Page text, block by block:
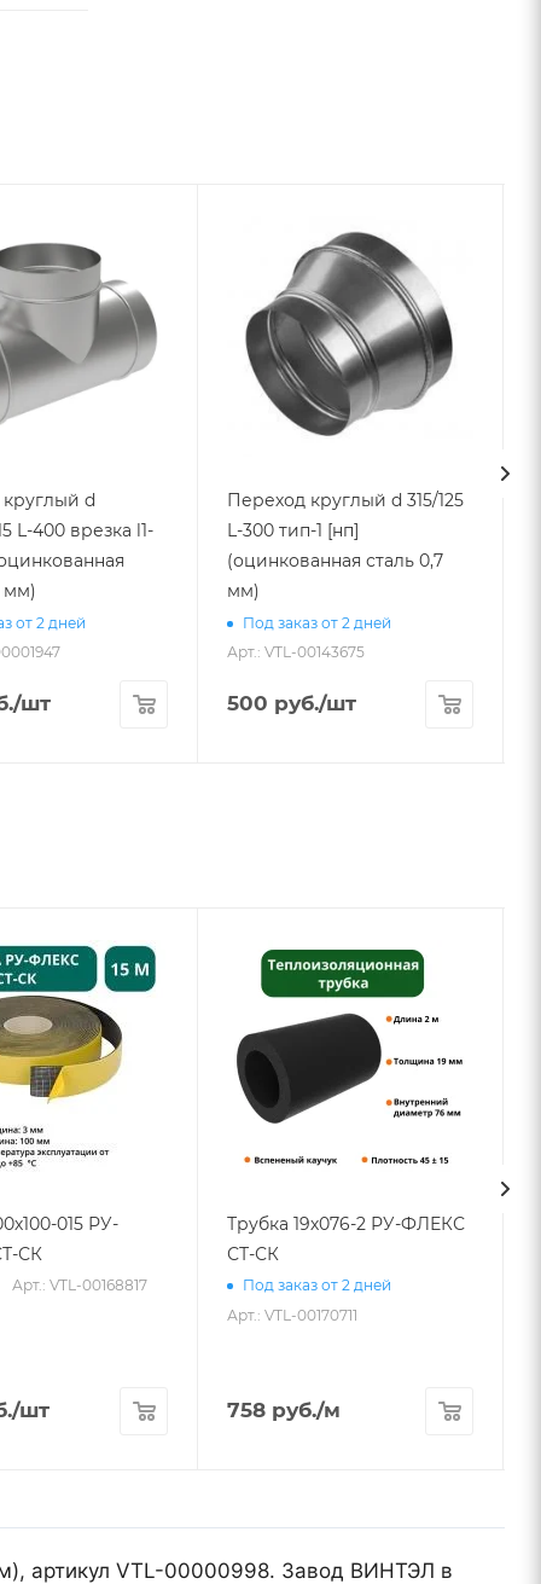
d
L-400 врезка l1-
мм)
от 2 дней
/шт
Переход круглый d 315/125
L-300 тип-1 [нп]
(оцинкованная сталь 0,7
мм)
Под заказ от 2 дней
Арт.: VTL-00143675
500 руб./шт
015 РУ-
СК
Арт.: VTL-00168817
/шт
Трубка 19х076-2 РУ-ФЛЕКС
СТ-СК
Под заказ от 2 дней
Арт.: VTL-00170711
758 руб./м
артикул VTL-00000998. Завод ВИНТЭЛ в